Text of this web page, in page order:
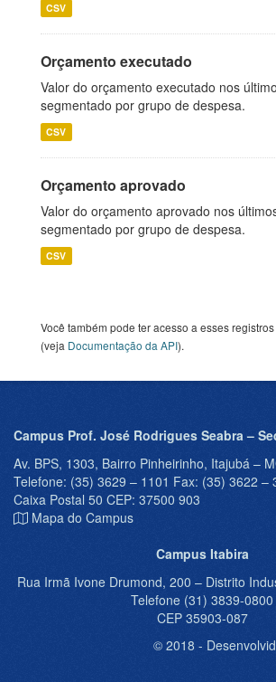
CSV
Orçamento executado
Valor do orçamento executado nos
segmentado por grupo de despesa.
CSV
Orçamento aprovado
Valor do orçamento aprovado nos
segmentado por grupo de despesa.
CSV
Você também pode ter acesso a esses
(veja Documentação da API).
Campus Prof. José Rodrigues Seabra –
Av. BPS, 1303, Bairro Pinheirinho, Itajubá –
Telefone: (35) 3629 – 1101 Fax: (35) 3622 –
Caixa Postal 50 CEP: 37500 903
Mapa do Campus
Campus Itabira
Rua Irmã Ivone Drumond, 200 – Distrito
Telefone (31) 3839-0800
CEP 35903-087
© 2018 -